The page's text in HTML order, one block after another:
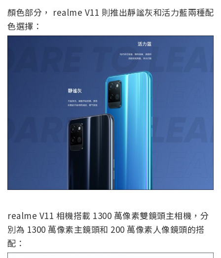
顏色部分， realme V11 則推出靜謐灰和活力藍兩種配
色選擇：
realme V11 相機搭載 1300 萬像素雙鏡頭主相機，分
別為 1300 萬像素主鏡頭和 200 萬像素人像鏡頭的搭
配：